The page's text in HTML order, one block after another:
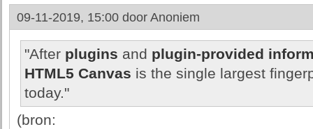
09-11-2019, 15:00 door Anoniem
"After plugins and plugin-provided
HTML5 Canvas is the single largest
today."
(bron: